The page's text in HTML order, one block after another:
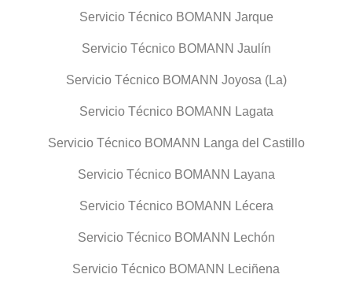
Servicio Técnico BOMANN Jarque
Servicio Técnico BOMANN Jaulín
Servicio Técnico BOMANN Joyosa (La)
Servicio Técnico BOMANN Lagata
Servicio Técnico BOMANN Langa del Castillo
Servicio Técnico BOMANN Layana
Servicio Técnico BOMANN Lécera
Servicio Técnico BOMANN Lechón
Servicio Técnico BOMANN Leciñena